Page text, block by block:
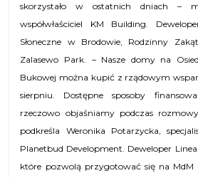
skorzystało w ostatnich dniach –
współwłaściciel KM Building.
Słoneczne w Brodowie, Rodzinny
Zalasewo Park. – Nasze domy na
Bukowej można kupić z rządowym
sierpniu. Dostępne sposoby
rzeczowo objaśniamy podczas
podkreśla Weronika Potarzycka,
Planetbud Development. Deweloper
które pozwolą przygotować się na